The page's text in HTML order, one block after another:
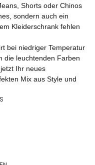
Shorts oder Chinos
sondern auch ein
Kleiderschrank fehlen
bei niedriger Temperatur
die leuchtenden Farben
Ihr neues
Mix aus Style und